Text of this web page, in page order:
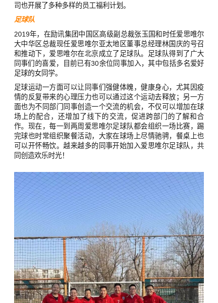
司也开展了多种多样的员工福利计划。
足球队
2019年，在励讯集团中国区高级副总裁张玉国和时任爱思唯尔
大中华区总裁现任爱思唯尔亚太地区董事总经理林国庆的号召
和推动下，爱思唯尔在北京成立了足球队。足球队得到了广大
同事们的喜爱，目前已有30余位同事加入，其中包括多名爱好
足球的女同学。
足球运动一方面可以让同事们强健体魄，健康身心，尤其因疫
情的反复带来的心理压力也可以通过这个运动去释放；另一方
面也为不同部门同事创造一个交流的机会，不仅可以增加在球
场上的配合，还增加了线下的交流，促进跨部门的了解和合
作。现在，每一到两周爱思唯尔足球队都会组织一场比赛，踢
完球也时常组织聚餐活动，大家在球场上尽情驰骋，餐桌上也
可以开怀畅饮。越来越多的同事开始加入爱思唯尔足球队，共
同创造欢乐时光！